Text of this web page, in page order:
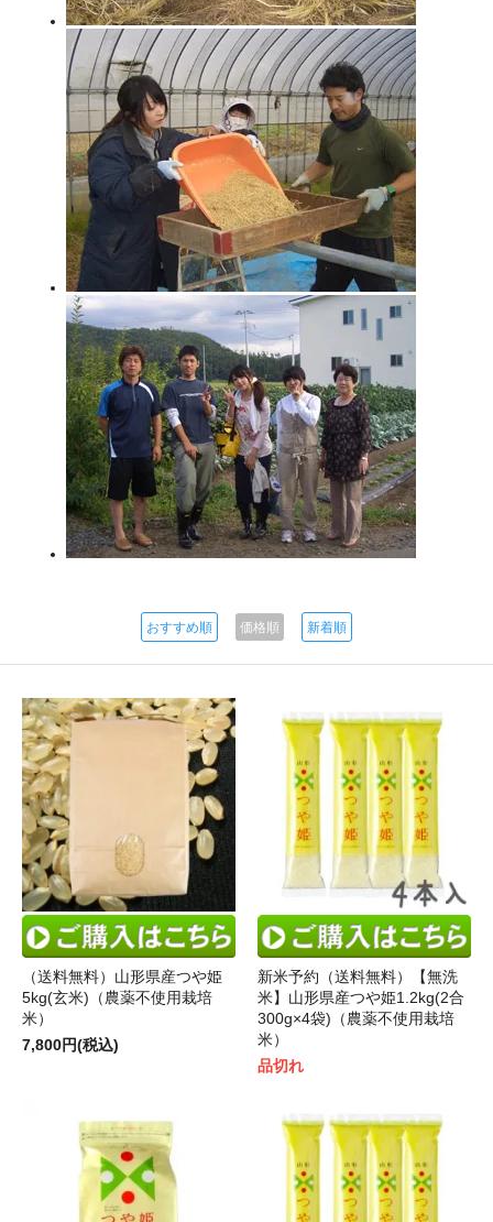
おすすめ順 価格順 新着順
（送料無料）山形県産つや姫
5kg(玄米)（農薬不使用栽培
米）
7,800円(税込)
新米予約（送料無料）【無洗
米】山形県産つや姫1.2kg(2合
300g×4袋)（農薬不使用栽培
米）
品切れ